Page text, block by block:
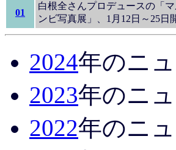
01
白根全さんプロデュースの「
ンビ写真展」、1月12日～25日
2024年のニ
2023年のニ
2022年のニ